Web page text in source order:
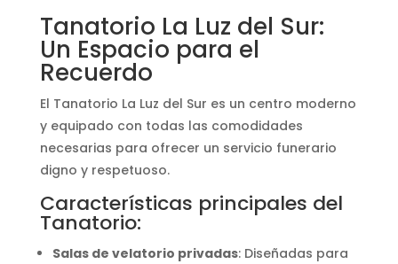
Tanatorio La Luz del Sur:
Un Espacio para el
Recuerdo
El Tanatorio La Luz del Sur es un centro moderno
y equipado con todas las comodidades
necesarias para ofrecer un servicio funerario
digno y respetuoso.
Características principales del
Tanatorio:
Salas de velatorio privadas: Diseñadas para